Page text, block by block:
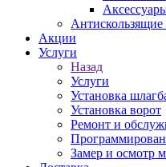
Акции
Услуги
Назад
Услуги
Установка
Установка ворот
Ремонт и
Замер и осмотр